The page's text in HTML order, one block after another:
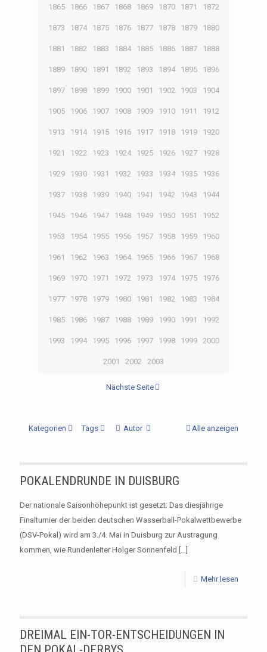
1865 1866 1867 1868 1869 1870 1871 1872
1873 1874 1875 1876 1877 1878 1879 1880
1881 1882 1883 1884 1885 1886 1887 1888
1889 1890 1891 1892 1893 1894 1895 1896
1897 1898 1899 1900 1901 1902 1903 1904
1905 1906 1907 1908 1909 1910 1911 1912
1913 1914 1915 1916 1917 1918 1919 1920
1921 1922 1923 1924 1925 1926 1927 1928
1929 1930 1931 1932 1933 1934 1935 1936
1937 1938 1939 1940 1941 1942 1943 1944
1945 1946 1947 1948 1949 1950 1951 1952
1953 1954 1955 1956 1957 1958 1959 1960
1961 1962 1963 1964 1965 1966 1967 1968
1969 1970 1971 1972 1973 1974 1975 1976
1977 1978 1979 1980 1981 1982 1983 1984
1985 1986 1987 1988 1989 1990 1991 1992
1993 1994 1995 1996 1997 1998 1999 2000
2001 2002 2003
Nächste Seite
Kategorien Tags Autor Alle anzeigen
POKALENDRUNDE IN DUISBURG
Der nationale Saisonhöhepunkt ist gesetzt: Das diesjährige
Finalturnier der beiden deutschen Wasserball-Pokalwettbewerbe
(DSV-Pokal) wird am 3./4. Mai in Duisburg zur Austragung
kommen, wie Rundenleiter Holger Sonnenfeld […]
Mehr lesen
DREIMAL EIN-TOR-ENTSCHEIDUNGEN IN